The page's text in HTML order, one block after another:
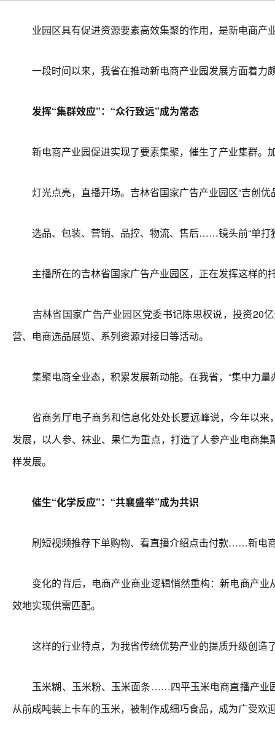
业园区具有促进资源要素高效集聚的作用，是新电商产
一段时间以来，我省在推动新电商产业园发展方面着力
发挥“集群效应”：“众行致远”成为常态
新电商产业园促进实现了要素集聚，催生了产业集群。
灯光点亮，直播开场。吉林省国家广告产业园区“吉创优
选品、包装、营销、品控、物流、售后……镜头前“单打
主播所在的吉林省国家广告产业园区，正在发挥这样的
吉林省国家广告产业园区党委书记陈思权说，投资20亿
营、电商选品展览、系列资源对接日等活动。
集聚电商全业态，积累发展新动能。在我省，“集中力量
省商务厅电子商务和信息化处处长夏远峰说，今年以来
发展，以人参、袜业、果仁为重点，打造了人参产业电商
样发展。
催生“化学反应”：“共襄盛举”成为共识
刷短视频推荐下单购物、看直播介绍点击付款……新电商
变化的背后，电商产业商业逻辑悄然重构：新电商产业
效地实现供需匹配。
这样的行业特点，为我省传统优势产业的提质升级创造
玉米糊、玉米粉、玉米面条……四平玉米电商直播产业园
从前成吨装上卡车的玉米，被制作成细巧食品，成为广受欢